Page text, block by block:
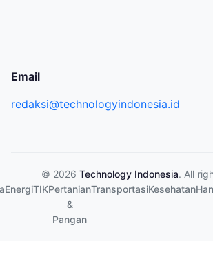
Email
redaksi@technologyindonesia.id
© 2026 Technology Indonesia. All
EnergiTIKPertanian
&
Pangan
TransportasiKesehatan